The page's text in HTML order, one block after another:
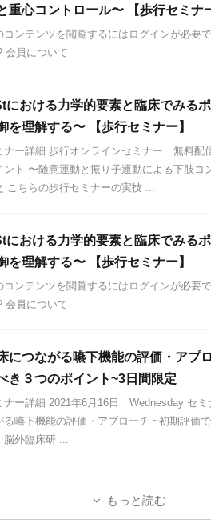
重心コントロール〜 【歩行セミナ
コンテンツを閲覧するにはログインが必要
会員について
における力学的要素と臨床でみる
を理解する〜 【歩行セミナー】
ナー詳細 歩行オンラインセミナー 無料配
ント 〜随意運動と振り子運動による下肢
こちらの歩行セミナーの実技 ...
における力学的要素と臨床でみる
を理解する〜 【歩行セミナー】
コンテンツを閲覧するにはログインが必要
会員について
につながる嚥下機能の評価・アプ
き３つのポイント~3日間限定
ナー詳細 2021年6月16日 Wednesday セ
る嚥下機能の評価・アプローチ ~初期評価
脳外臨床研 ...
もっと読む